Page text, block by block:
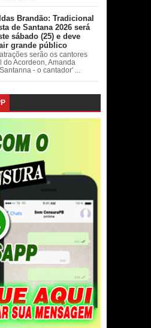
Brandão: Tradicional
de Santana 2026 será
sábado (25) e deve
grande público
serão os cantores
do Acordeon, Amanda
- o cantador' ...